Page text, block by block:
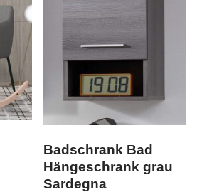
Badschrank Bad
Hängeschrank grau
Sardegna